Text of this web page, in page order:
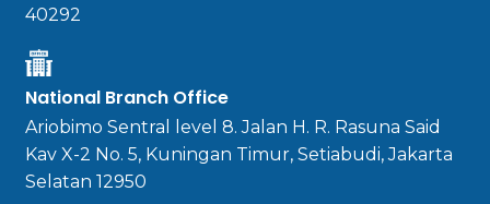
40292
National Branch Office
Ariobimo Sentral level 8. Jalan H. R. Rasuna Said
Kav X-2 No. 5, Kuningan Timur, Setiabudi, Jakarta
Selatan 12950